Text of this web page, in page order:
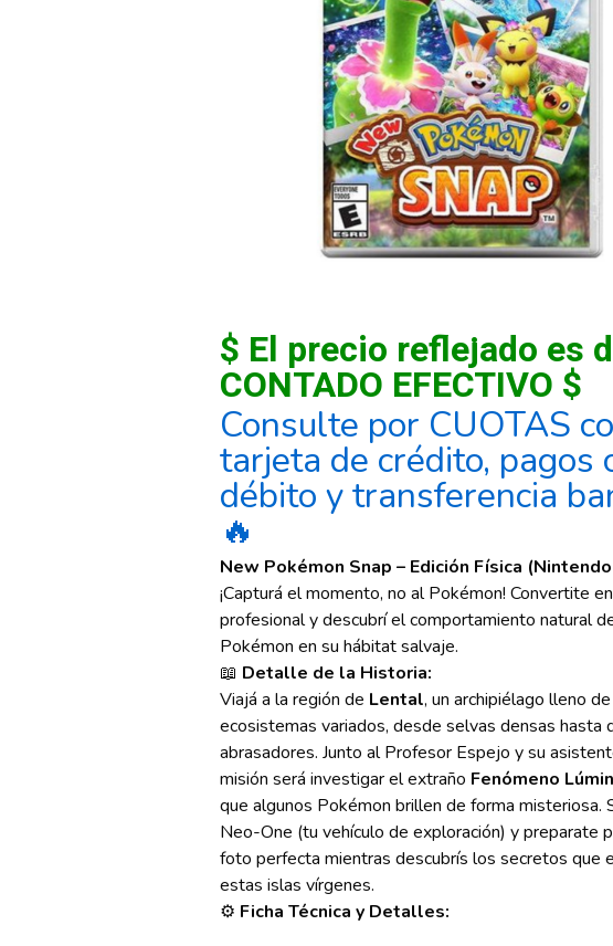
$ El precio reflejado es
CONTADO EFECTIVO $
Consulte por CUOTAS
tarjeta de crédito, pagos
débito y transferencia
🔥
New Pokémon Snap – Edición Física
¡Capturá el momento, no al Pokémon! Convertite
profesional y descubrí el comportamiento natural
Pokémon en su hábitat salvaje.
📖 Detalle de la Historia:
Viajá a la región de Lental, un archipiélago lleno de
ecosistemas variados, desde selvas densas hasta
abrasadores. Junto al Profesor Espejo y su
misión será investigar el extraño Fenómeno
que algunos Pokémon brillen de forma misteriosa.
Neo-One (tu vehículo de exploración) y preparate
foto perfecta mientras descubrís los secretos que
estas islas vírgenes.
⚙️ Ficha Técnica y Detalles: